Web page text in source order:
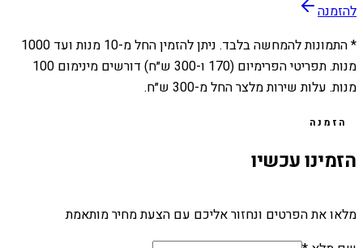
להזמנה
* התמונות להמחשה בלבד. ניתן להזמין החל מ-10 מנות ועד 1000
מנות. תפריטי הפרימיום (170 ו-300 ש״ח) דורשים מינימום 100
מנות. עלות שירות מלצר החל מ-300 ש״ח.
הזמנה
הזמינו עכשיו
מלאו את הפרטים ונחזור אליכם עם הצעת מחיר מותאמת